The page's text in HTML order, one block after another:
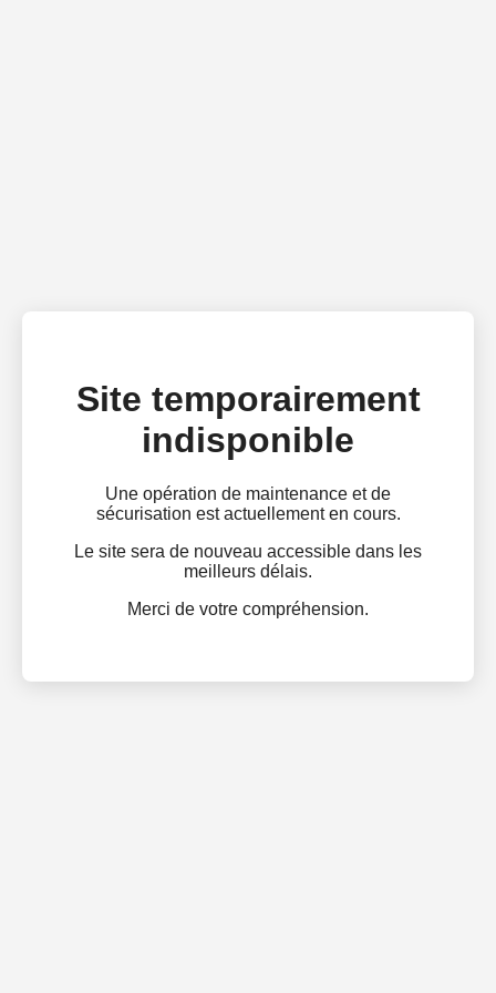
Site temporairement
indisponible
Une opération de maintenance et de
sécurisation est actuellement en cours.
Le site sera de nouveau accessible dans les
meilleurs délais.
Merci de votre compréhension.